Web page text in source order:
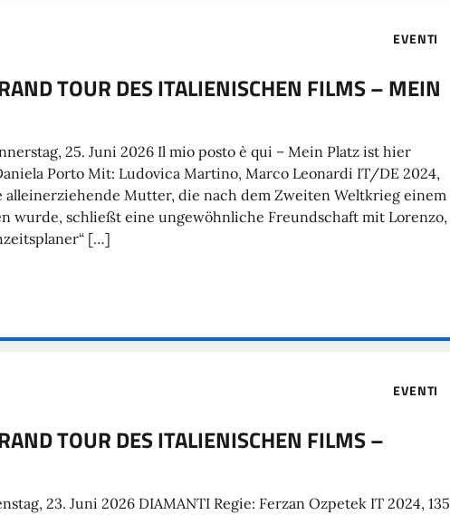
EVENTI
TOUR DES ITALIENISCHEN FILMS – MEIN
25. Juni 2026 Il mio posto è qui – Mein Platz ist hier
Porto Mit: Ludovica Martino, Marco Leonardi IT/DE 2024,
alleinerziehende Mutter, die nach dem Zweiten Weltkrieg einem
wurde, schließt eine ungewöhnliche Freundschaft mit Lorenzo,
[…]
EVENTI
TOUR DES ITALIENISCHEN FILMS –
23. Juni 2026 DIAMANTI Regie: Ferzan Ozpetek IT 2024, 135